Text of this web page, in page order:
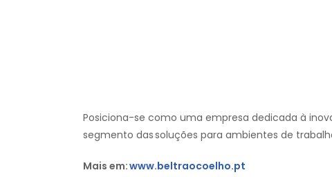
Posiciona-se como uma empresa dedicada à
segmento das soluções para ambientes de
Mais em:www.beltraocoelho.pt